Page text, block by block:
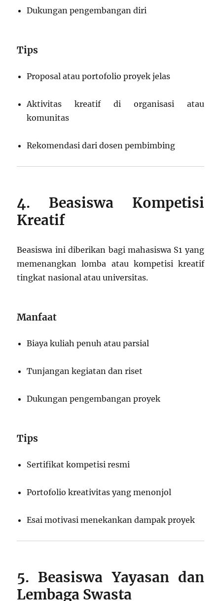
Dukungan pengembangan diri
Tips
Proposal atau portofolio proyek jelas
Aktivitas kreatif di organisasi atau
komunitas
Rekomendasi dari dosen pembimbing
4. Beasiswa Kompetisi
Kreatif
Beasiswa ini diberikan bagi mahasiswa S1 yang
memenangkan lomba atau kompetisi kreatif
tingkat nasional atau universitas.
Manfaat
Biaya kuliah penuh atau parsial
Tunjangan kegiatan dan riset
Dukungan pengembangan proyek
Tips
Sertifikat kompetisi resmi
Portofolio kreativitas yang menonjol
Esai motivasi menekankan dampak proyek
5. Beasiswa Yayasan dan
Lembaga Swasta